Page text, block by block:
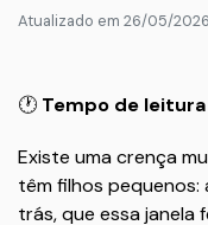
Atualizado em 26/05/2026
🕐 Tempo de
Existe uma crença
têm filhos
trás, que essa janela